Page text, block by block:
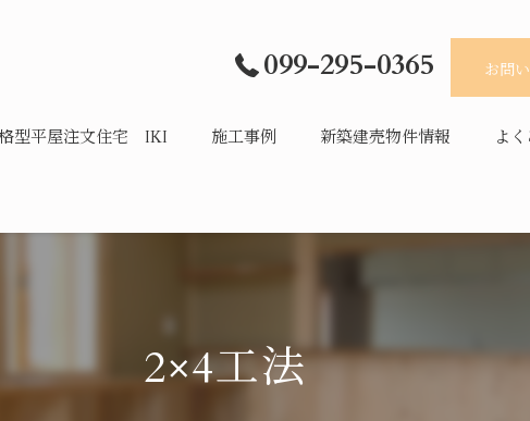
099-295-0365 お問
型平屋注文住宅 IKI 施工事例 新築建売物件情報 よ
2×4工法